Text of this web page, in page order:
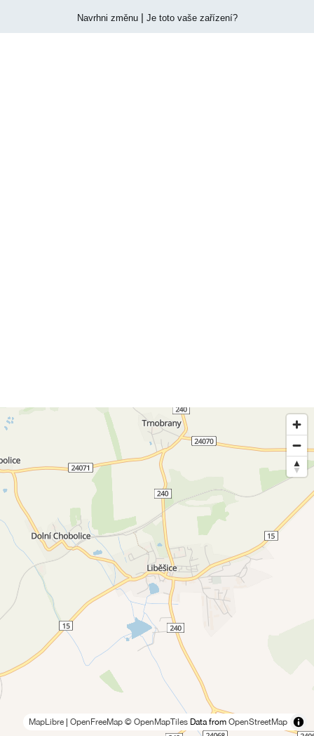
Navrhni změnu| Je toto vaše zařízení?
MapLibre OpenFreeMap © OpenMapTiles Data from OpenStreetMap